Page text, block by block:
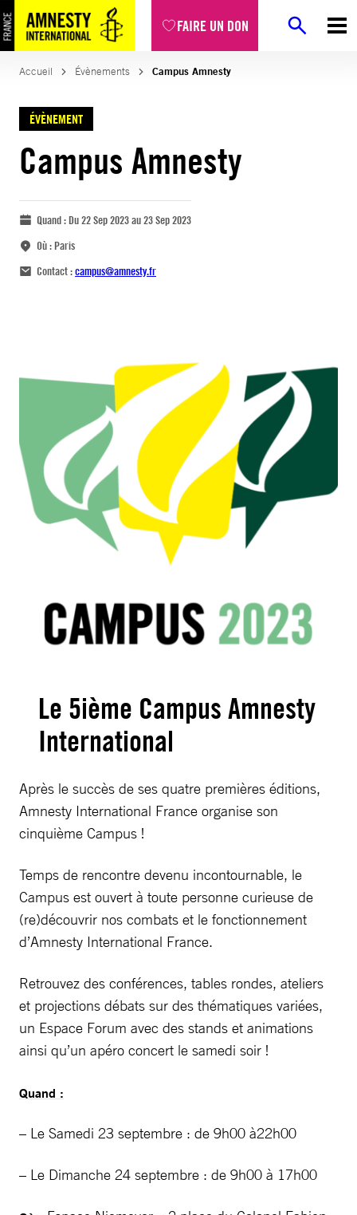
FAIRE UN DON
Accueil Évènements Campus Amnesty
ÉVÈNEMENT
Campus Amnesty
Quand :Du 22 Sep 2023 au 23 Sep 2023
Où :Paris
Contact :campus@amnesty.fr
Le 5ième Campus Amnesty
International
Après le succès de ses quatre premières éditions,
Amnesty International France organise son
cinquième Campus !
Temps de rencontre devenu incontournable, le
Campus est ouvert à toute personne curieuse de
(re)découvrir nos combats et le fonctionnement
d’Amnesty International France.
Retrouvez des conférences, tables rondes, ateliers
et projections débats sur des thématiques variées,
un Espace Forum avec des stands et animations
ainsi qu’un apéro concert le samedi soir !
Quand :
– Le Samedi 23 septembre : de 9h00 à22h00
– Le Dimanche 24 septembre : de 9h00 à 17h00